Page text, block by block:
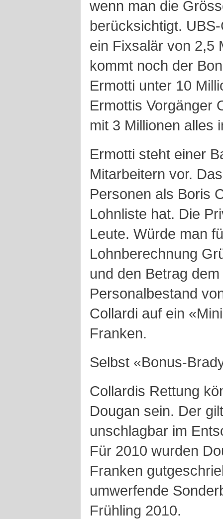
wenn man die
berücksichtigt.
ein Fixsalär von 2,5
kommt noch der
Ermotti unter 10
Ermottis Vorgänger
mit 3 Millionen alles
Ermotti steht einer
Mitarbeitern vor.
Personen als Boris
Lohnliste hat. Die
Leute. Würde man
Lohnberechnung
und den Betrag
Personalbestand
Collardi auf ein
Franken.
Selbst «Bonus-
Collardis Rettung
Dougan sein. Der
unschlagbar im
Für 2010 wurden
Franken
umwerfende
Frühling 2010.